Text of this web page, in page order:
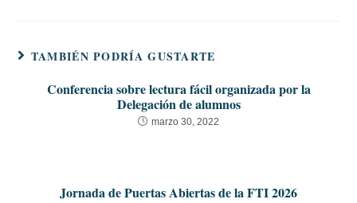
TAMBIÉN PODRÍA GUSTARTE
Conferencia sobre lectura fácil organizada por la
Delegación de alumnos
marzo 30, 2022
Jornada de Puertas Abiertas de la FTI 2026